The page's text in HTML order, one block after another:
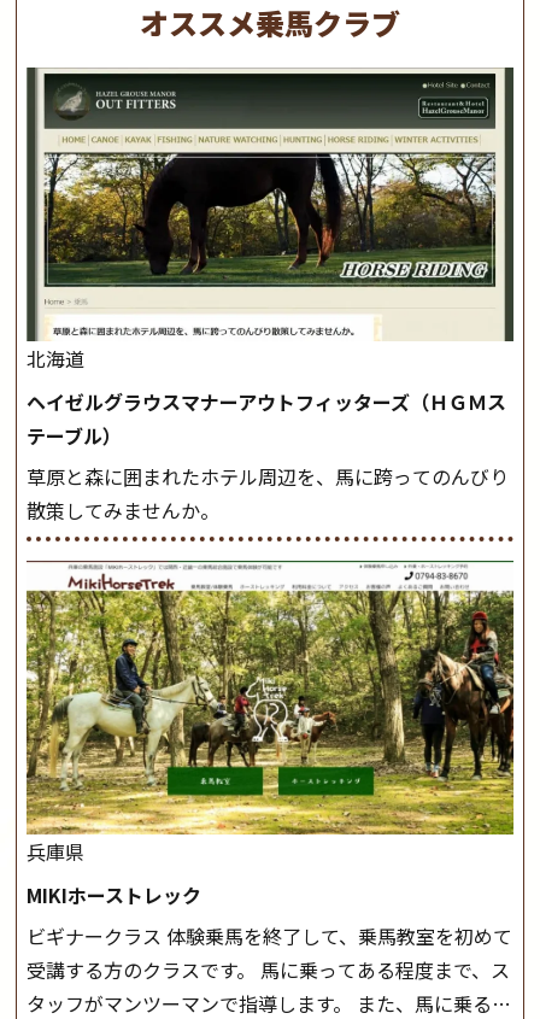
オススメ乗馬クラブ
北海道
ヘイゼルグラウスマナーアウトフィッターズ（ＨＧＭス
テーブル）
草原と森に囲まれたホテル周辺を、馬に跨ってのんびり
散策してみませんか。
兵庫県
MIKIホーストレック
ビギナークラス 体験乗馬を終了して、乗馬教室を初めて
受講する方のクラスです。 馬に乗ってある程度まで、ス
タッフがマンツーマンで指導します。 また、馬に乗るだ